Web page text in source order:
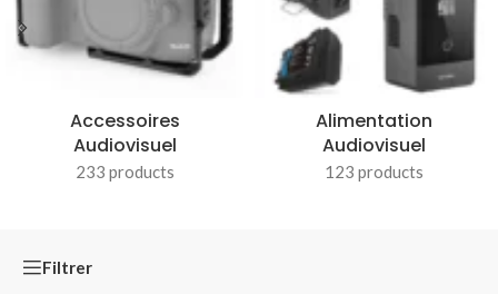
Accessoires
Audiovisuel
233 products
Alimentation
Audiovisuel
123 products
Filtrer